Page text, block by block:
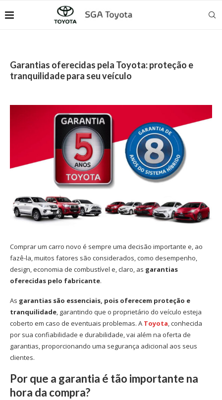
Garantias oferecidas pela Toyota: proteção e
tranquilidade para seu veículo
Comprar um carro novo é sempre uma decisão importante e, ao
fazê-la, muitos fatores são considerados, como desempenho,
design, economia de combustível e, claro, as garantias
oferecidas pelo fabricante.
As garantias são essenciais, pois oferecem proteção e
tranquilidade, garantindo que o proprietário do veículo esteja
coberto em caso de eventuais problemas. A Toyota, conhecida
por sua confiabilidade e durabilidade, vai além na oferta de
garantias, proporcionando uma segurança adicional aos seus
clientes.
Por que a garantia é tão importante na
hora da compra?